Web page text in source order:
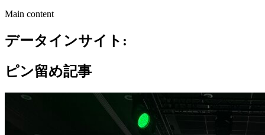
Main content
データインサイト:
ピン留め記事